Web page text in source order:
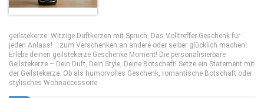
geilstekerze: Witzige Duftkerzen mit Spruch. Das Volltreffer-Geschenk für
jeden Anlass! …zum Verschenken an andere oder selber glücklich machen!
Erlebe deinen geilstekerze Geschenke Moment! Die personalisierbare
Geilstekerze – Dein Duft, Dein Style, Deine Botschaft! Setze ein Statement mit
der Geilstekerze. Ob als humorvolles Geschenk, romantische Botschaft oder
stylisches Wohnaccessoire.